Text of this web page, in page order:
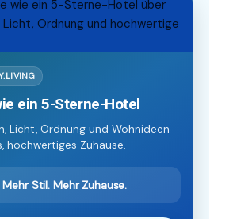
ein 5-Sterne-Hotel
Licht, Ordnung und Wohnideen
hochwertiges Zuhause.
Mehr Stil. Mehr Zuhause.